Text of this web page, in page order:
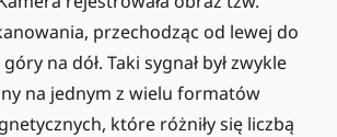
przechodząc od lewej do
na dół. Taki sygnał był zwykle
na jednym z wielu formatów
które różniły się liczbą